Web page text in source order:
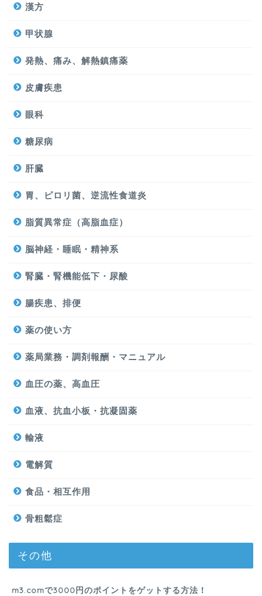
漢方
甲状腺
発熱、痛み、解熱鎮痛薬
皮膚疾患
眼科
糖尿病
肝臓
胃、ピロリ菌、逆流性食道炎
脂質異常症（高脂血症）
脳神経・睡眠・精神系
腎臓・腎機能低下・尿酸
腸疾患、排便
薬の使い方
薬局業務・調剤報酬・マニュアル
血圧の薬、高血圧
血液、抗血小板・抗凝固薬
輸液
電解質
食品・相互作用
骨粗鬆症
その他
m3.comで3000円のポイントをゲットする方法！